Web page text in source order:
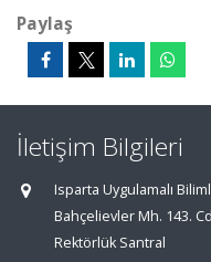
Paylaş
İletişim Bilgileri
Isparta Uygulamalı
Bahçelievler Mh. 143.
Rektörlük Santral